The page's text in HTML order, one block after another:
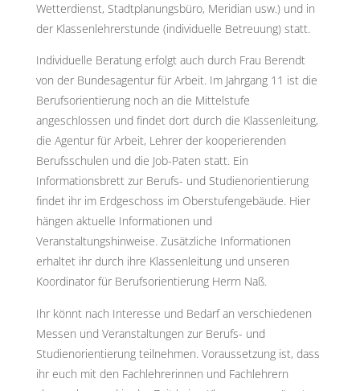
Wetterdienst, Stadtplanungsbüro, Meridian usw.) und in
der Klassenlehrerstunde (individuelle Betreuung) statt.
Individuelle Beratung erfolgt auch durch Frau Berendt
von der Bundesagentur für Arbeit. Im Jahrgang 11 ist die
Berufsorientierung noch an die Mittelstufe
angeschlossen und findet dort durch die Klassenleitung,
die Agentur für Arbeit, Lehrer der kooperierenden
Berufsschulen und die Job-Paten statt. Ein
Informationsbrett zur Berufs- und Studienorientierung
findet ihr im Erdgeschoss im Oberstufengebäude. Hier
hängen aktuelle Informationen und
Veranstaltungshinweise. Zusätzliche Informationen
erhaltet ihr durch ihre Klassenleitung und unseren
Koordinator für Berufsorientierung Herrn Naß.
Ihr könnt nach Interesse und Bedarf an verschiedenen
Messen und Veranstaltungen zur Berufs- und
Studienorientierung teilnehmen. Voraussetzung ist, dass
ihr euch mit den Fachlehrerinnen und Fachlehrern